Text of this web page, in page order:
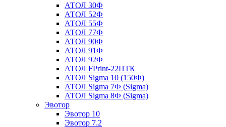
АТОЛ 30Ф
АТОЛ 52Ф
АТОЛ 55Ф
АТОЛ 77Ф
АТОЛ 90Ф
АТОЛ 91Ф
АТОЛ 92Ф
АТОЛ FPrint-22ПТК
АТОЛ Sigma 10 (150Ф)
АТОЛ Sigma 7Ф (Sigma)
АТОЛ Sigma 8Ф (Sigma)
Эвотор
Эвотор 10
Эвотор 7.2